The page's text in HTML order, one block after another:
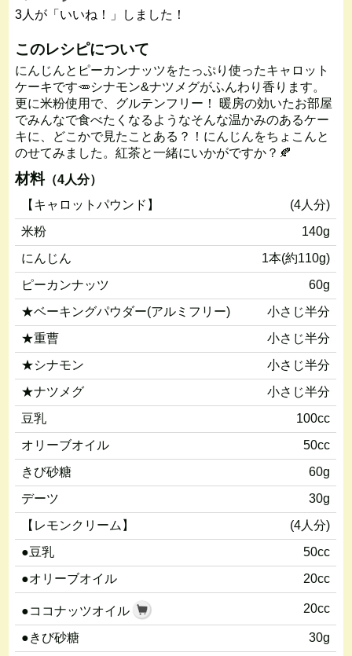
3人 が「いいね！」しました！
このレシピについて
にんじんとピーカンナッツをたっぷり使ったキャロット
ケーキです🥕シナモン&ナツメグがふんわり香ります。
更に米粉使用で、グルテンフリー！ 暖房の効いたお部屋
でみんなで食べたくなるようなそんな温かみのあるケー
キに、どこかで見たことある？！にんじんをちょこんと
のせてみました。紅茶と一緒にいかがですか？🍂
材料（4人分）
【キャロットパウンド】
(4人分)
米粉
140g
にんじん
1本(約110g)
ピーカンナッツ
60g
★ベーキングパウダー(アルミフリー)
小さじ半分
★重曹
小さじ半分
★シナモン
小さじ半分
★ナツメグ
小さじ半分
豆乳
100cc
オリーブオイル
50cc
きび砂糖
60g
デーツ
30g
【レモンクリーム】
(4人分)
●豆乳
50cc
●オリーブオイル
20cc
●ココナッツオイル 20cc
●きび砂糖
30g